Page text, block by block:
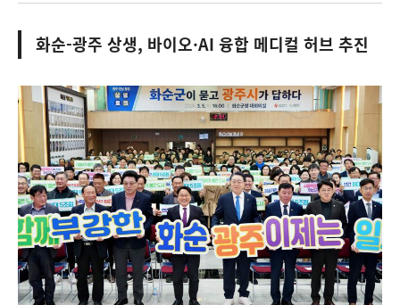
화순-광주 상생, 바이오·AI 융합 메디컬 허브 추진